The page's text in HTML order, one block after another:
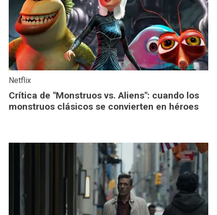
Netflix
Crítica de "Monstruos vs. Aliens": cuando los
monstruos clásicos se convierten en héroes